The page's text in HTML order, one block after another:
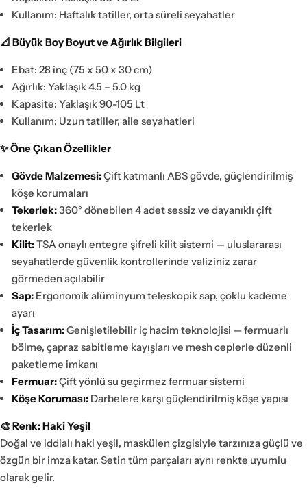
Kullanım: Haftalık tatiller, orta süreli seyahatler
📐 Büyük Boy Boyut ve Ağırlık Bilgileri
Ebat: 28 inç (75 x 50 x 30 cm)
Ağırlık: Yaklaşık 4.5 – 5.0 kg
Kapasite: Yaklaşık 90-105 Lt
Kullanım: Uzun tatiller, aile seyahatleri
✨ Öne Çıkan Özellikler
Gövde Malzemesi:Çift katmanlı ABS gövde, güçlendirilmiş
köşe korumaları
Tekerlek:360° dönebilen 4 adet sessiz ve dayanıklı çift
tekerlek
Kilit:TSA onaylı entegre şifreli kilit sistemi — uluslararası
seyahatlerde güvenlik kontrollerinde valiziniz zarar
görmeden açılabilir
Sap: Ergonomik alüminyum teleskopik sap, çoklu kademe
ayarı
İç Tasarım:Genişletilebilir iç hacim teknolojisi — fermuarlı
bölme, çapraz sabitleme kayışları ve mesh ceplerle düzenli
paketleme imkanı
Fermuar:Çift yönlü su geçirmez fermuar sistemi
Köşe Koruması: Darbelere karşı güçlendirilmiş köşe yapısı
🎨 Renk: Haki Yeşil
Doğal ve iddialı haki yeşil, maskülen çizgisiyle tarzınıza güçlü ve
özgün bir imza katar. Setin tüm parçaları aynı renkte uyumlu
olarak gelir.